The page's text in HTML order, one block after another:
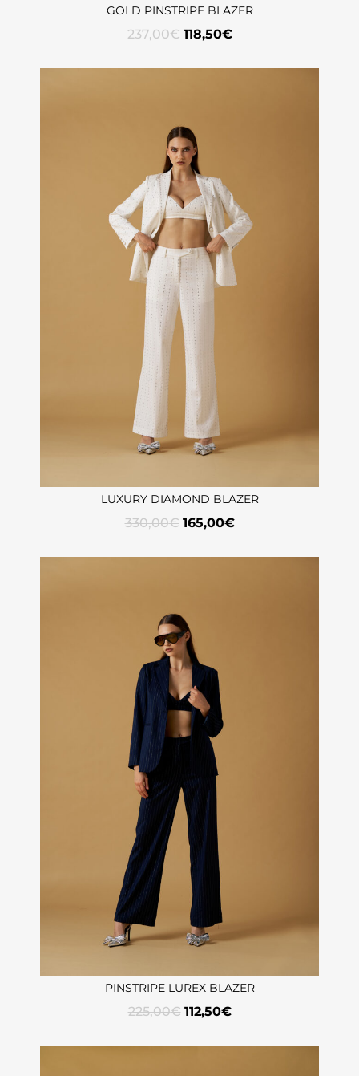
GOLD PINSTRIPE BLAZER
237,00€ 118,50€
LUXURY DIAMOND BLAZER
330,00€ 165,00€
PINSTRIPE LUREX BLAZER
225,00€ 112,50€